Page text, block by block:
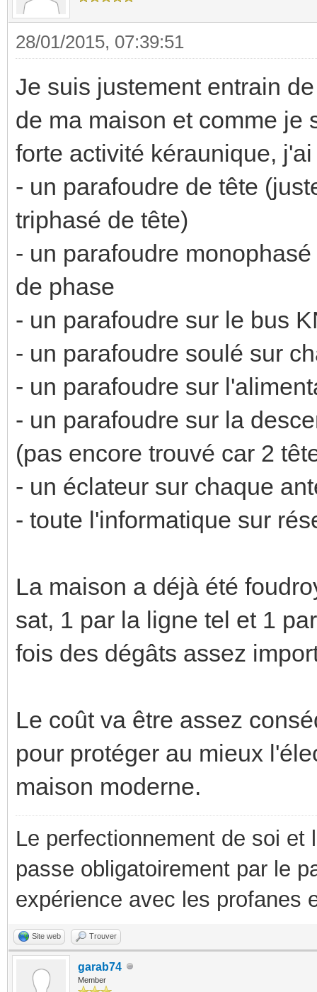
28/01/2015, 07:39:51
Je suis justement entrain
de ma maison et comme je
forte activité kéraunique,
- un parafoudre de tête
triphasé de tête)
- un parafoudre
de phase
- un parafoudre sur le bus
- un parafoudre soulé sur
- un parafoudre sur
- un parafoudre sur la
(pas encore trouvé car 2
- un éclateur sur chaque
- toute l'informatique sur
La maison a déjà été
sat, 1 par la ligne tel et 1
fois des dégâts assez
Le coût va être assez
pour protéger au mieux
maison moderne.
Le perfectionnement de soi
passe obligatoirement par le
expérience avec les profanes
Site web Trouver
garab74
Member